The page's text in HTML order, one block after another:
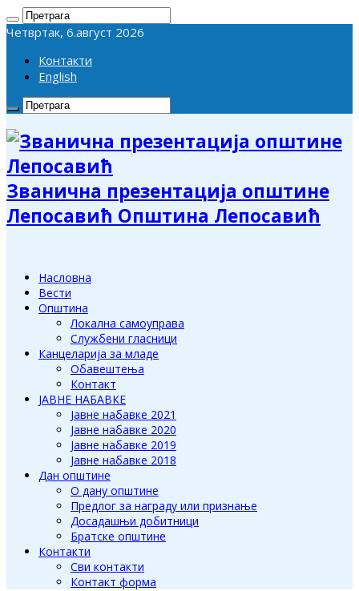
Четвртак, 6.август 2026
Контакти
English
Званична презентација општине
Лепосавић Општина Лепосавић
Насловна
Вести
Општина
Локална самоуправа
Службени гласници
Канцеларија за младе
Обавештења
Контакт
ЈАВНЕ НАБАВКЕ
Јавне набавке 2021
Јавне набавке 2020
Јавне набавке 2019
Јавне набавке 2018
Дан општине
О дану општине
Предлог за награду или признање
Досадашњи добитници
Братске општине
Контакти
Сви контакти
Контакт форма